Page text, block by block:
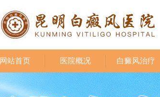
网站首页 医院概况 白癜风治疗